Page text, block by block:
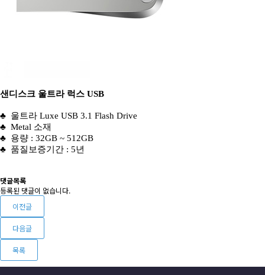
샌디스크 울트라 럭스 USB
♣ 울트라 Luxe USB 3.1 Flash Drive
♣ Metal 소재
♣ 용량 : 32GB ~ 512GB
♣ 품질보증기간 : 5년
댓글목록
등록된 댓글이 없습니다.
이전글
다음글
목록